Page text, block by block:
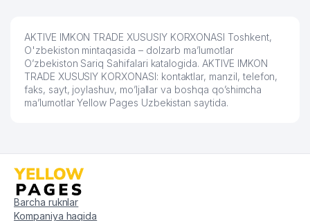
57 VIKTORI GLASS MChJ 923 м
58 BURGAZSTROYSERVIS MChJ 935 м
59 NILUFAR STYLE MChJ 941 м
FANLAR AKADEMIYASI
SEYSMOLOGIYA ILMIY TADQIQOT
INSTITUTI
62 ALFA INVEST MChJ
AKTIVE IMKON TRADE XUSUSIY KORXONASI Toshkent,
O'zbekiston mintaqasida – dolzarb ma’lumotlar
O’zbekiston Sariq Sahifalari katalogida. AKTIVE IMKON
TRADE XUSUSIY KORXONASI: kontaktlar, manzil, telefon,
faks, sayt, joylashuv, mo’ljallar va boshqa qo’shimcha
ma’lumotlar Yellow Pages Uzbekistan saytida.
Barcha ruknlar
Kompaniya haqida